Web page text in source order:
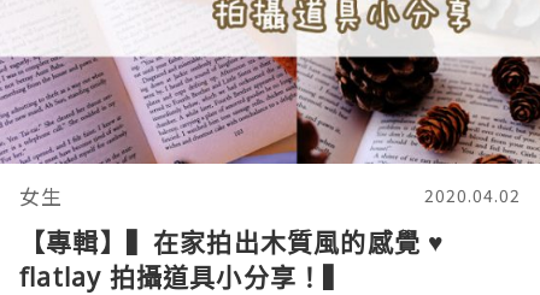
女生 2020.04.02
【專輯】▍在家拍出木質風的感覺 ♥
flatlay 拍攝道具小分享！▍